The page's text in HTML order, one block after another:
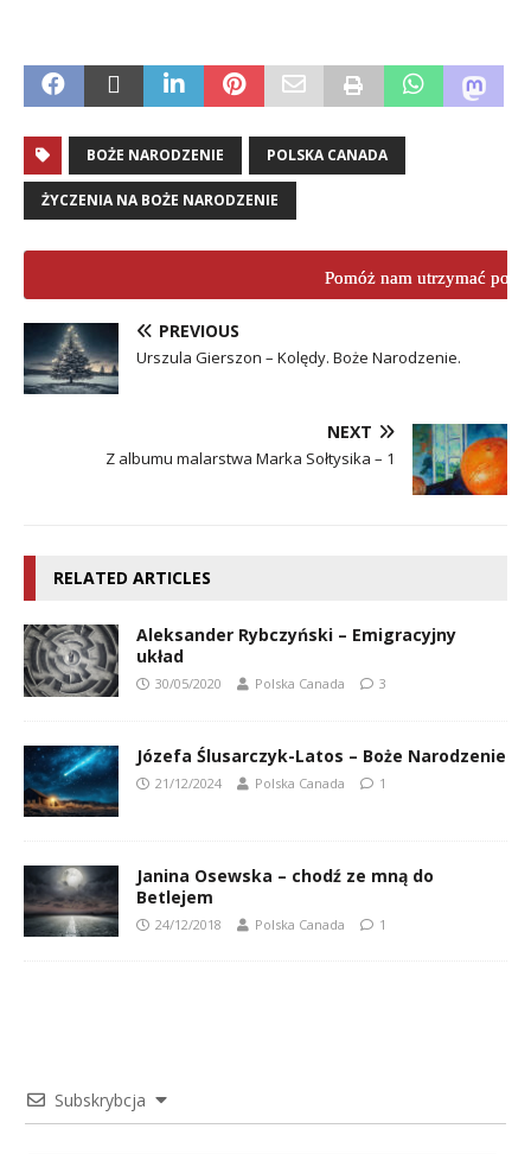
BOŻE NARODZENIE POLSKA CANADA
ŻYCZENIA NA BOŻE NARODZENIE
Pomóż nam utrzymać
PREVIOUS
Urszula Gierszon – Kolędy. Boże Narodzenie.
NEXT
Z albumu malarstwa Marka Sołtysika – 1
RELATED ARTICLES
Aleksander Rybczyński – Emigracyjny
układ
30/05/2020 Polska Canada 3
Józefa Ślusarczyk-Latos – Boże Narodzenie
21/12/2024 Polska Canada 1
Janina Osewska – chodź ze mną do
Betlejem
24/12/2018 Polska Canada 1
Subskrybcja